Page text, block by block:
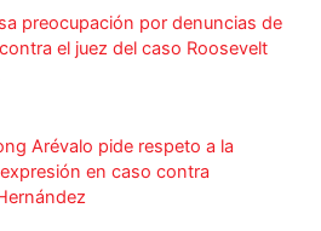
preocupación por denuncias de
el juez del caso Roosevelt
Arévalo pide respeto a la
en caso contra